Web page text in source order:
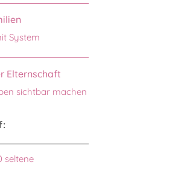
System
Elternschaft
sichtbar machen
seltene